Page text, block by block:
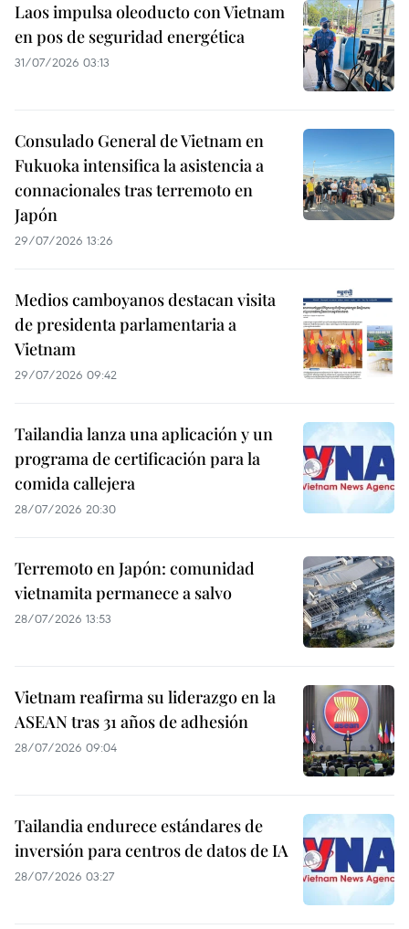
Laos impulsa oleoducto con Vietnam
en pos de seguridad energética
31/07/2026 03:13
Consulado General de Vietnam en
Fukuoka intensifica la asistencia a
connacionales tras terremoto en
Japón
29/07/2026 13:26
Medios camboyanos destacan visita
de presidenta parlamentaria a
Vietnam
29/07/2026 09:42
Tailandia lanza una aplicación y un
programa de certificación para la
comida callejera
28/07/2026 20:30
Terremoto en Japón: comunidad
vietnamita permanece a salvo
28/07/2026 13:53
Vietnam reafirma su liderazgo en la
ASEAN tras 31 años de adhesión
28/07/2026 09:04
Tailandia endurece estándares de
inversión para centros de datos de IA
28/07/2026 03:27